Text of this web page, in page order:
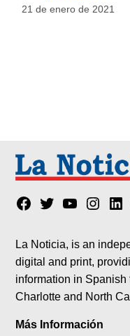
21 de enero de 2021
Facebook
TwitterYouTube
La Noticia, is an
digital and print,
information in
Charlotte and North
Más Información